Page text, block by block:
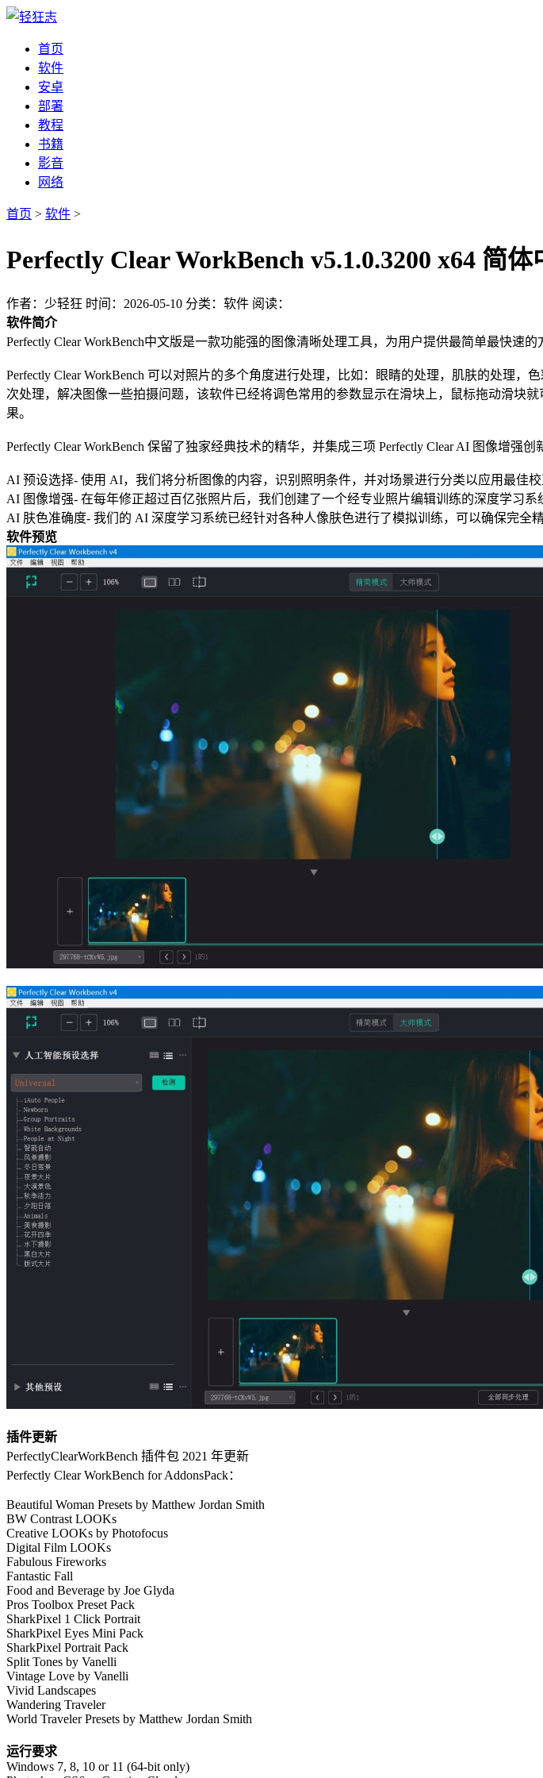
首页
软件
安卓
部署
教程
书籍
影音
网络
首页 > 软件 >
Perfectly Clear WorkBench v5.1.0.3200 x64 简
作者：少轻狂 时间：2026-05-10 分类：软件 阅读：
软件简介
Perfectly Clear WorkBench中文版是一款功能强的图像清晰处理工具，为用户提供最简单最快速
Perfectly Clear WorkBench 可以对照片的多个角度进行处理，比如：眼睛的处理，肌肤的处理，
次处理，解决图像一些拍摄问题，该软件已经将调色常用的参数显示在滑块上，鼠标拖动滑块
果。
Perfectly Clear WorkBench 保留了独家经典技术的精华，并集成三项 Perfectly Clear AI 图像增强创
AI 预设选择- 使用 AI，我们将分析图像的内容，识别照明条件，并对场景进行分类以应用最佳校
AI 图像增强- 在每年修正超过百亿张照片后，我们创建了一个经专业照片编辑训练的深度学习系
AI 肤色准确度- 我们的 AI 深度学习系统已经针对各种人像肤色进行了模拟训练，可以确保完全精
软件预览
插件更新
PerfectlyClearWorkBench 插件包 2021 年更新
Perfectly Clear WorkBench for AddonsPack：
Beautiful Woman Presets by Matthew Jordan Smith
BW Contrast LOOKs
Creative LOOKs by Photofocus
Digital Film LOOKs
Fabulous Fireworks
Fantastic Fall
Food and Beverage by Joe Glyda
Pros Toolbox Preset Pack
SharkPixel 1 Click Portrait
SharkPixel Eyes Mini Pack
SharkPixel Portrait Pack
Split Tones by Vanelli
Vintage Love by Vanelli
Vivid Landscapes
Wandering Traveler
World Traveler Presets by Matthew Jordan Smith
运行要求
Windows 7, 8, 10 or 11 (64-bit only)